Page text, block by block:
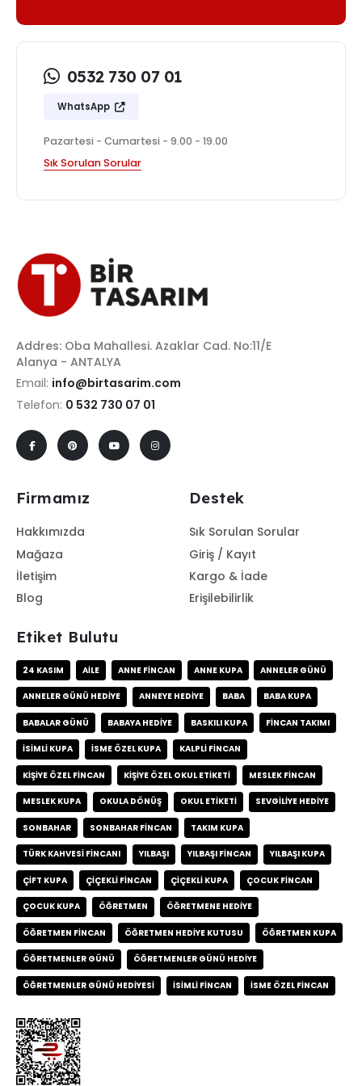
0532 730 07 01
WhatsApp
Pazartesi - Cumartesi - 9.00 - 19.00
Sık Sorulan Sorular
Addres: Oba Mahallesi. Azaklar Cad. No:11/E
Alanya - ANTALYA
Email: info@birtasarim.com
Telefon: 0 532 730 07 01
Firmamız
Hakkımızda
Mağaza
İletişim
Blog
Destek
Sık Sorulan Sorular
Giriş / Kayıt
Kargo & İade
Erişilebilirlik
Etiket Bulutu
24 KASIM AILE ANNE FINCAN ANNE KUPA ANNELER GÜNÜ
ANNELER GÜNÜ HEDIYE ANNEYE HEDIYE BABA BABA KUPA
BABALAR GÜNÜ BABAYA HEDIYE BASKILI KUPA FINCAN TAKIMI
ISIMLI KUPA ISME ÖZEL KUPA KALPLI FINCAN
KIŞIYE ÖZEL FINCAN KIŞIYE ÖZEL OKUL ETIKETI MESLEK FINCAN
MESLEK KUPA OKULA DÖNÜŞ OKUL ETIKETI SEVGILIYE HEDIYE
SONBAHAR SONBAHAR FINCAN TAKIM KUPA
TÜRK KAHVESI FINCANI YILBAŞI YILBAŞI FINCAN YILBAŞI KUPA
ÇIFT KUPA ÇIÇEKLI FINCAN ÇIÇEKLI KUPA ÇOCUK FINCAN
ÇOCUK KUPA ÖĞRETMEN ÖĞRETMENE HEDIYE
ÖĞRETMEN FINCAN ÖĞRETMEN HEDIYE KUTUSU ÖĞRETMEN KUPA
ÖĞRETMENLER GÜNÜ ÖĞRETMENLER GÜNÜ HEDIYE
ÖĞRETMENLER GÜNÜ HEDIYESI İSIMLI FINCAN İSME ÖZEL FINCAN